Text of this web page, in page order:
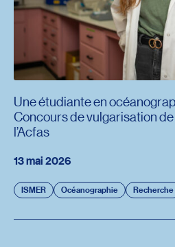
13 mai 2026
ISMER Océanographie Recherche
Une étudiante en
Concours de vulgarisation
l’Acfas